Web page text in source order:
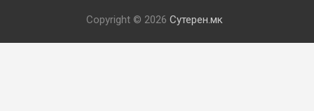
Copyright © 2026 Сутерен.мк